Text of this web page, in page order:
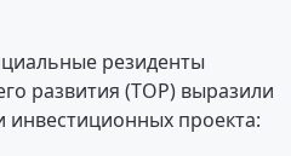
резиденты
развития (ТОР) выразили
инвестиционных проекта: